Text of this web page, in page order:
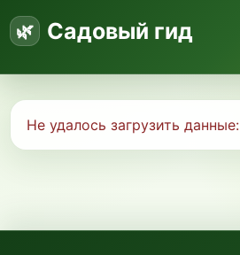
Садовый гид
Не удалось загрузить данные: